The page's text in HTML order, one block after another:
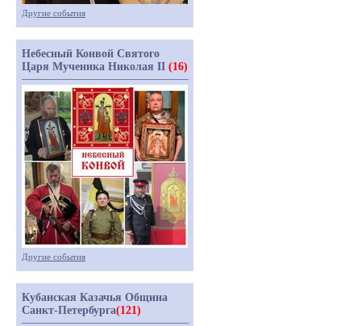
Другие события
Небесный Конвой Святого
Царя Мученика Николая II (16)
Другие события
Кубанская Казачья Община
Санкт-Петербурга(121)